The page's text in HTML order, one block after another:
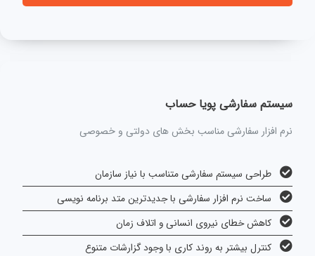
سیستم سفارشی پویا حساب
نرم افزار سفارشی مناسب بخش های دولتی و خصوصی
طراحی سیستم سفارشی متناسب با نیاز سازمان
ساخت نرم افزار سفارشی با جدیدترین متد برنامه نویسی
کاهش خطای نیروی انسانی و اتلاف زمان
کنترل بیشتر به روند کاری با وجود گزارشات متنوع